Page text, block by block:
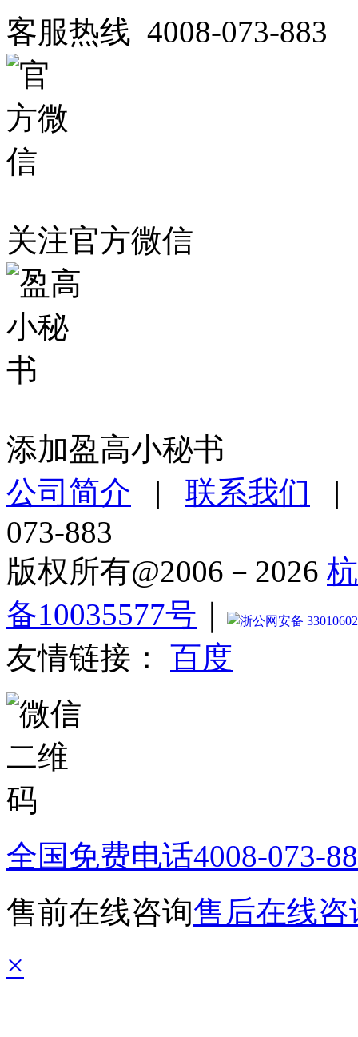
客服热线 4008-073-883
关注官方微信
添加盈高小秘书
公司简介 | 联系我们
073-883
版权所有@2006－2026
备10035577号
浙公网安备
友情链接： 百度
全国免费电话4008-073-
售前在线咨询售后在线咨
×